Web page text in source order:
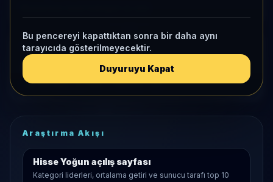
Bu pencereyi kapattıktan sonra bir daha aynı
tarayıcıda gösterilmeyecektir.
Duyuruyu Kapat
KAP VE AKIŞ
Aktif KAP
1 ay net akış-2,7 Mn• Yatırımcı-127
Araştırma Akışı
Hisse Yoğun açılış sayfası
Kategori liderleri, ortalama getiri ve sunucu tarafı top 10